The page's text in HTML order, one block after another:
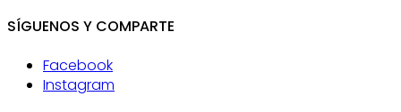
SÍGUENOS Y COMPARTE
Facebook
Instagram